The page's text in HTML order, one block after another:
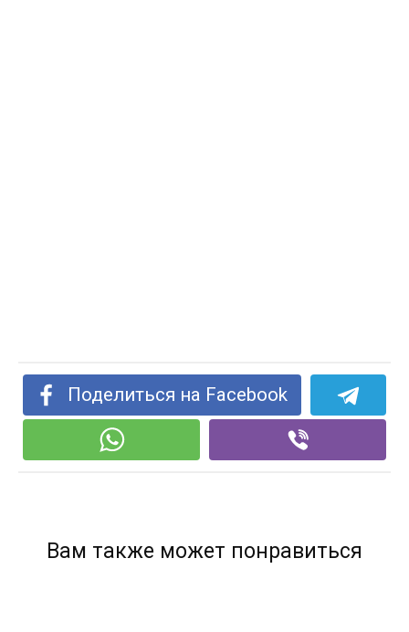
Поделиться на Facebook
Вам также может понравиться